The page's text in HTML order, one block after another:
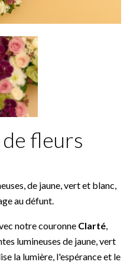
fleurs
de jaune, vert et blanc,
au défunt.
notre couronne Clarté,
lumineuses de jaune, vert
la lumière, l'espérance et le